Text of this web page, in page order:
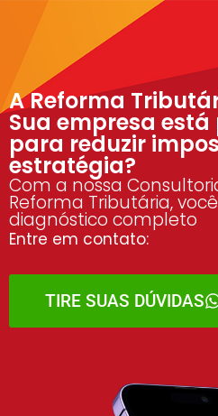
A Reforma
Sua empresa
para reduzir
estratégia?
Com a nossa
Reforma Tributária,
diagnóstico completo
Entre em contato:
TIRE SUAS DÚVIDAS